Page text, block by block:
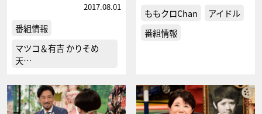
2017.08.01
番組情報
マツコ＆有吉 かりそめ
天…
ももクロChan
アイドル
番組情報